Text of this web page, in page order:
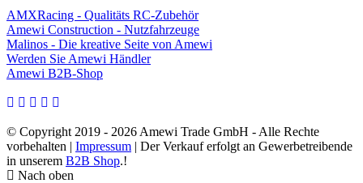
AMXRacing - Qualitäts RC-Zubehör
Amewi Construction - Nutzfahrzeuge
Malinos - Die kreative Seite von Amewi
Werden Sie Amewi Händler
Amewi B2B-Shop
© Copyright 2019 - 2026 Amewi Trade GmbH - Alle Rechte
vorbehalten | Impressum | Der Verkauf erfolgt an Gewerbetreibende
in unserem B2B Shop.!
Nach oben